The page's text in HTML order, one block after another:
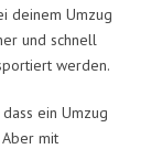
deinem Umzug
und schnell
werden.
ein Umzug
mit